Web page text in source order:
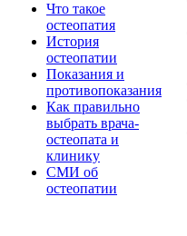
Что такое
остеопатия
История
остеопатии
Показания и
противопоказания
Как правильно
выбрать врача-
остеопата и
клинику
СМИ об
остеопатии